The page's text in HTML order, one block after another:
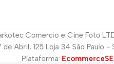
Comercio e Cine Foto
de Abril, 125 Loja 34 São Paulo -
Plataforma: